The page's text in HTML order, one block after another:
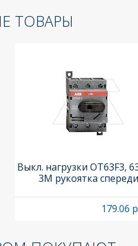
ТОВАРЫ
Выкл. нагрузки OT63F3,
3M рукоятка спереди
179.06